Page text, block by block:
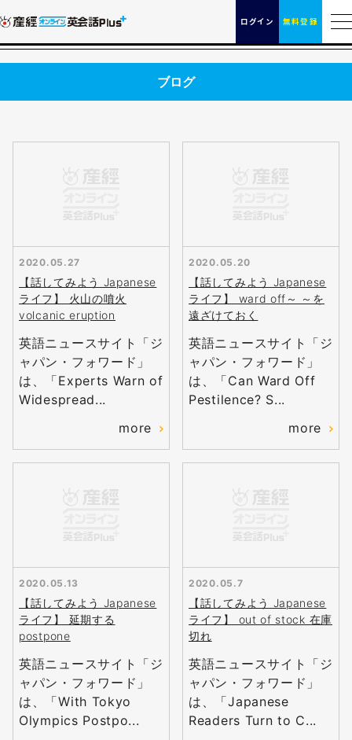
ログイン 無料登録
ブログ
2020.05.27
【話してみよう Japanese
ライフ】 火山の噴火
volcanic eruption
英語ニュースサイト「ジ
ャパン・フォワード」
は、「Experts Warn of
Widespread...
more
2020.05.20
【話してみよう Japanese
ライフ】 ward off～ ～を
遠ざけておく
英語ニュースサイト「ジ
ャパン・フォワード」
は、「Can Ward Off
Pestilence? S...
more
2020.05.13
【話してみよう Japanese
ライフ】 延期する
postpone
英語ニュースサイト「ジ
ャパン・フォワード」
は、「With Tokyo
Olympics Postpo...
2020.05.7
【話してみよう Japanese
ライフ】 out of stock 在庫
切れ
英語ニュースサイト「ジ
ャパン・フォワード」
は、「Japanese
Readers Turn to C...
無料
会員登録